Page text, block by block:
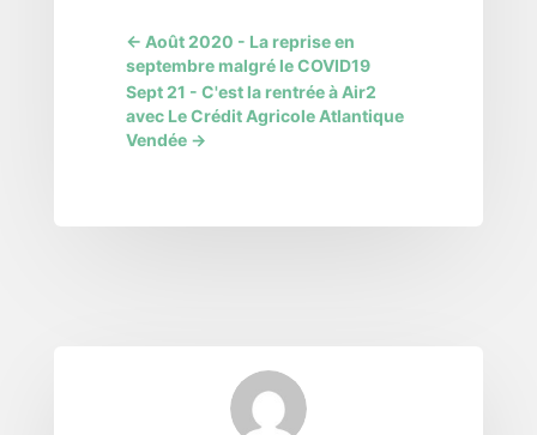
← Août 2020 - La reprise en
septembre malgré le COVID19
Sept 21 - C'est la rentrée à Air2
avec Le Crédit Agricole Atlantique
Vendée→